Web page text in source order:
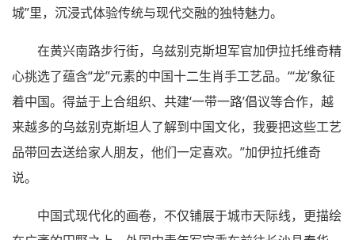
城”里，沉浸式体验传统与现代交融的独特魅力。
在黄兴南路步行街，乌兹别克斯坦军官加伊拉托维奇精
心挑选了蕴含“龙”元素的中国十二生肖手工艺品。“‘龙’象征
着中国。得益于上合组织、共建‘一带一路’倡议等合作，越
来越多的乌兹别克斯坦人了解到中国文化，我要把这些工艺
品带回去送给家人朋友，他们一定喜欢。”加伊拉托维奇
说。
中国式现代化的画卷，不仅铺展于城市天际线，更描绘